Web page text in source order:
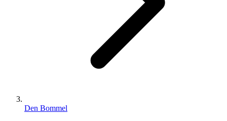
Den Bommel